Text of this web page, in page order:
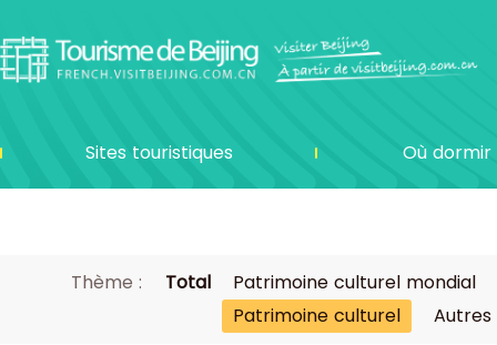
Sites touristiques Où dormir
Thème : Total
Patrimoine culturel mondial
Patrimoine culturel
Autres